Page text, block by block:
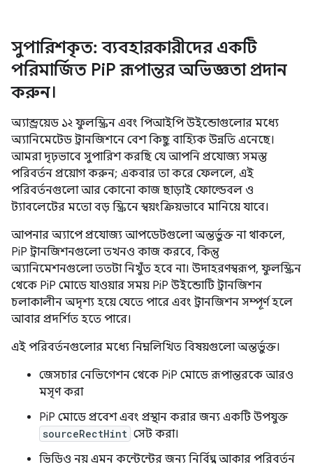
সুপারিশকৃত: ব্যবহারকারীদের একটি
পরিমার্জিত PiP রূপান্তর অভিজ্ঞতা প্রদান
করুন।
অ্যান্ড্রয়েড ১২ ফুলস্ক্রিন এবং পিআইপি উইন্ডোগুলোর মধ্যে
অ্যানিমেটেড ট্রানজিশনে বেশ কিছু বাহ্যিক উন্নতি এনেছে।
আমরা দৃঢ়ভাবে সুপারিশ করছি যে আপনি প্রযোজ্য সমস্ত
পরিবর্তন প্রয়োগ করুন; একবার তা করে ফেললে, এই
পরিবর্তনগুলো আর কোনো কাজ ছাড়াই ফোল্ডেবল ও
ট্যাবলেটের মতো বড় স্ক্রিনে স্বয়ংক্রিয়ভাবে মানিয়ে যাবে।
আপনার অ্যাপে প্রযোজ্য আপডেটগুলো অন্তর্ভুক্ত না থাকলে,
PiP ট্রানজিশনগুলো তখনও কাজ করবে, কিন্তু
অ্যানিমেশনগুলো ততটা নিখুঁত হবে না। উদাহরণস্বরূপ, ফুলস্ক্রিন
থেকে PiP মোডে যাওয়ার সময় PiP উইন্ডোটি ট্রানজিশন
চলাকালীন অদৃশ্য হয়ে যেতে পারে এবং ট্রানজিশন সম্পূর্ণ হলে
আবার প্রদর্শিত হতে পারে।
এই পরিবর্তনগুলোর মধ্যে নিম্নলিখিত বিষয়গুলো অন্তর্ভুক্ত।
জেসচার নেভিগেশন থেকে PiP মোডে রূপান্তরকে আরও
মসৃণ করা
PiP মোডে প্রবেশ এবং প্রস্থান করার জন্য একটি উপযুক্ত
sourceRectHint সেট করা।
ভিডিও নয় এমন কন্টেন্টের জন্য নির্বিঘ্ন আকার পরিবর্তন